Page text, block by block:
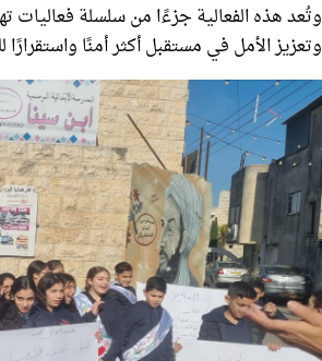
وتُعد هذه الفعالية جزءًا من سلسلة فعاليات
وتعزيز الأمل في مستقبل أكثر أمنًا واستقرارًا